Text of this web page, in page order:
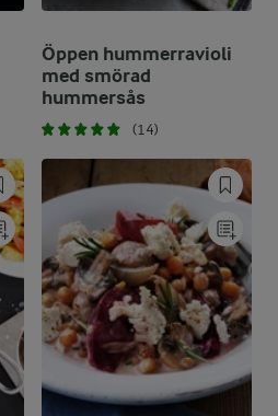
Öppen hummerravioli
med smörad
hummersås
(14)